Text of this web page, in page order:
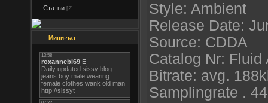
Статьи [2]
Мини-чат
Style: Ambient
Release Date:
Source: CDDA
Catalog Nr: Fluid
Bitrate: avg.
Samplingrate .